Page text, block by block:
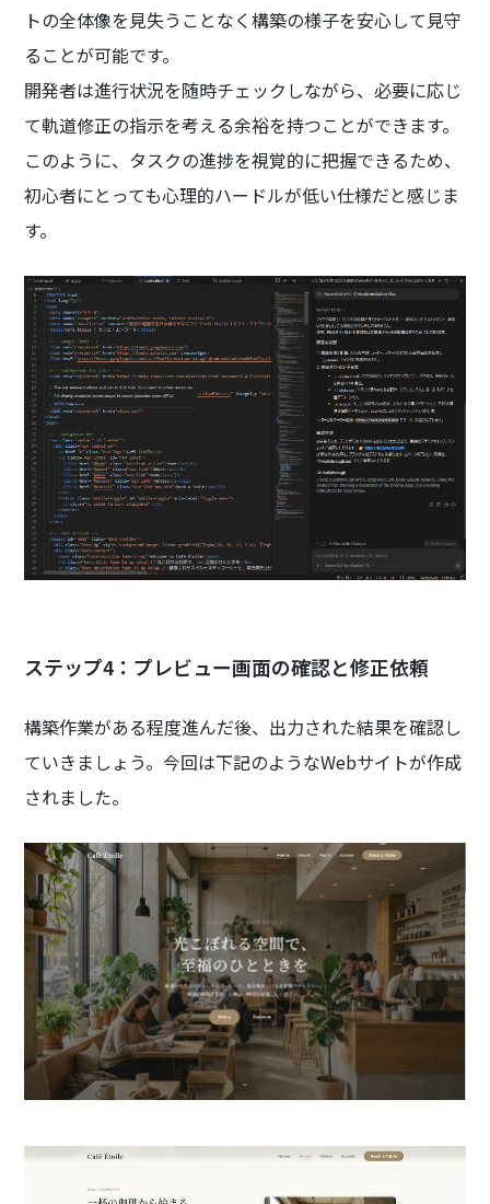
トの全体像を見失うことなく構築の様子を安心して見守
ることが可能です。
開発者は進行状況を随時チェックしながら、必要に応じ
て軌道修正の指示を考える余裕を持つことができます。
このように、タスクの進捗を視覚的に把握できるため、
初心者にとっても心理的ハードルが低い仕様だと感じま
す。
ステップ4：プレビュー画面の確認と修正依頼
構築作業がある程度進んだ後、出力された結果を確認し
ていきましょう。今回は下記のようなWebサイトが作成
されました。